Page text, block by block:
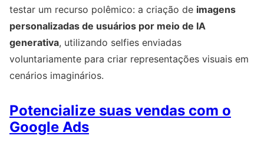
testar um recurso polêmico: a criação de imagens
personalizadas de usuários por meio de IA
generativa, utilizando selfies enviadas
voluntariamente para criar representações visuais em
cenários imaginários.
Potencialize suas vendas com o
Google Ads